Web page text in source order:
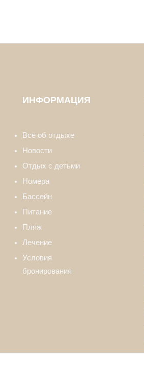
ИНФОРМАЦИЯ
Всё об отдыхе
Новости
Отдых с детьми
Номера
Бассейн
Питание
Пляж
Лечение
Условия
бронирования